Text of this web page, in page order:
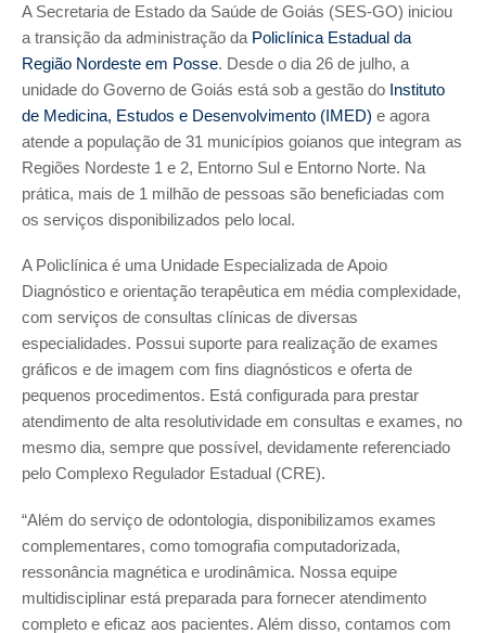
A Secretaria de Estado da Saúde de Goiás (SES-GO) iniciou
a transição da administração da Policlínica Estadual da
Região Nordeste em Posse. Desde o dia 26 de julho, a
unidade do Governo de Goiás está sob a gestão do Instituto
de Medicina, Estudos e Desenvolvimento (IMED) e agora
atende a população de 31 municípios goianos que integram as
Regiões Nordeste 1 e 2, Entorno Sul e Entorno Norte. Na
prática, mais de 1 milhão de pessoas são beneficiadas com
os serviços disponibilizados pelo local.
A Policlínica é uma Unidade Especializada de Apoio
Diagnóstico e orientação terapêutica em média complexidade,
com serviços de consultas clínicas de diversas
especialidades. Possui suporte para realização de exames
gráficos e de imagem com fins diagnósticos e oferta de
pequenos procedimentos. Está configurada para prestar
atendimento de alta resolutividade em consultas e exames, no
mesmo dia, sempre que possível, devidamente referenciado
pelo Complexo Regulador Estadual (CRE).
“Além do serviço de odontologia, disponibilizamos exames
complementares, como tomografia computadorizada,
ressonância magnética e urodinâmica. Nossa equipe
multidisciplinar está preparada para fornecer atendimento
completo e eficaz aos pacientes. Além disso, contamos com